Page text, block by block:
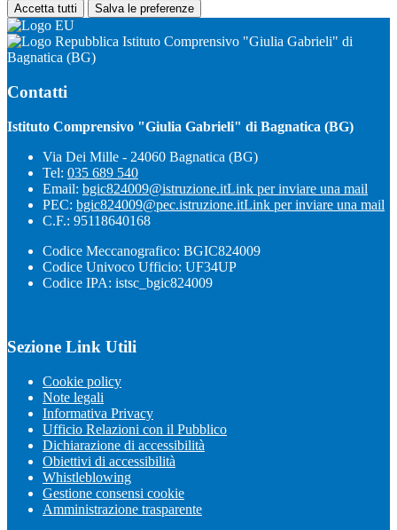
Accetta tutti Salva le preferenze
Istituto Comprensivo "Giulia Gabrieli" di
Bagnatica (BG)
Contatti
Istituto Comprensivo "Giulia Gabrieli" di Bagnatica (BG)
Via Dei Mille - 24060 Bagnatica (BG)
Tel: 035 689 540
Email: bgic824009@istruzione.itLink per inviare una mail
PEC: bgic824009@pec.istruzione.itLink per inviare una mail
C.F.: 95118640168
Codice Meccanografico: BGIC824009
Codice Univoco Ufficio: UF34UP
Codice IPA: istsc_bgic824009
Sezione Link Utili
Cookie policy
Note legali
Informativa Privacy
Ufficio Relazioni con il Pubblico
Dichiarazione di accessibilità
Obiettivi di accessibilità
Whistleblowing
Gestione consensi cookie
Amministrazione trasparente